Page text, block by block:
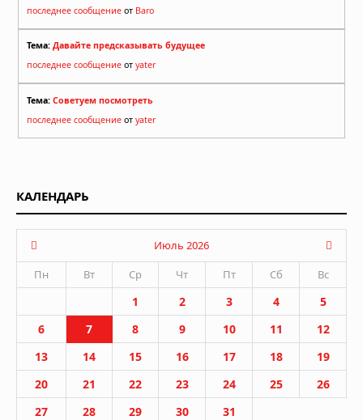
последнее сообщение от Baro
Тема: Давайте предсказывать будущее
последнее сообщение от yater
Тема: Советуем посмотреть
последнее сообщение от yater
КАЛЕНДАРЬ
Июль 2026
Пн
Вт Ср Чт Пт Сб Вс
1 2 3 4
5
6
7 8 9 10 11
12
13
14 15 16 17 18
19
20
21 22 23 24 25
26
27
28 29 30 31